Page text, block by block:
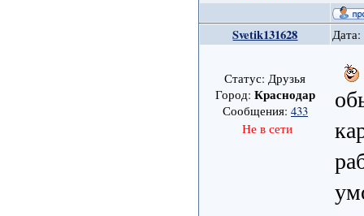
Svetik131628
Статус: Друзья
Город: Краснодар
Сообщения: 433
Не в сети